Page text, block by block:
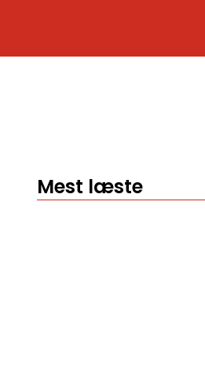
Mest læste